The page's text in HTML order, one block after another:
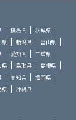
福島県
茨城県
県 新潟県
富山県
愛知県
三重県
県 鳥取県
島根県
高知県
福岡県
県 沖縄県